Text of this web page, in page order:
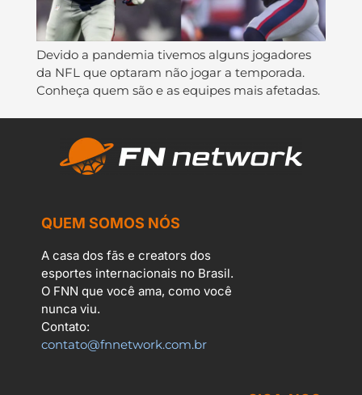
Devido a pandemia tivemos alguns jogadores
da NFL que optaram não jogar a temporada.
Conheça quem são e as equipes mais afetadas.
QUEM SOMOS NÓS
A casa dos fãs e creators dos
esportes internacionais no Brasil.
O FNN que você ama, como você
nunca viu.
Contato:
contato@fnnetwork.com.br